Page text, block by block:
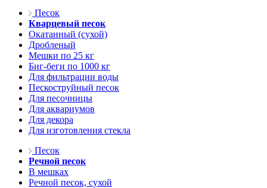
Песок
Кварцевый песок
Окатанный (сухой)
Дробленый
Мешки по 25 кг
Биг-беги по 1000 кг
Для фильтрации воды
Пескоструйный песок
Для песочницы
Для аквариумов
Для декора
Для изготовления стекла
Песок
Речной песок
В мешках
Речной песок, сухой